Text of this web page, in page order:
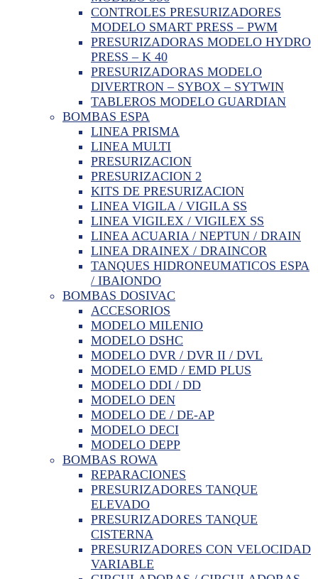
CONTROLES PRESURIZADORES
MODELO SMART PRESS – PWM
PRESURIZADORAS MODELO HYDRO
PRESS – K 40
PRESURIZADORAS MODELO
DIVERTRON – SYBOX – SYTWIN
TABLEROS MODELO GUARDIAN
BOMBAS ESPA
LINEA PRISMA
LINEA MULTI
PRESURIZACION
PRESURIZACION 2
KITS DE PRESURIZACION
LINEA VIGILA / VIGILA SS
LINEA VIGILEX / VIGILEX SS
LINEA ACUARIA / NEPTUN / DRAIN
LINEA DRAINEX / DRAINCOR
TANQUES HIDRONEUMATICOS ESPA
/ IBAIONDO
BOMBAS DOSIVAC
ACCESORIOS
MODELO MILENIO
MODELO DSHC
MODELO DVR / DVR II / DVL
MODELO EMD / EMD PLUS
MODELO DDI / DD
MODELO DEN
MODELO DE / DE-AP
MODELO DECI
MODELO DEPP
BOMBAS ROWA
REPARACIONES
PRESURIZADORES TANQUE
ELEVADO
PRESURIZADORES TANQUE
CISTERNA
PRESURIZADORES CON VELOCIDAD
VARIABLE